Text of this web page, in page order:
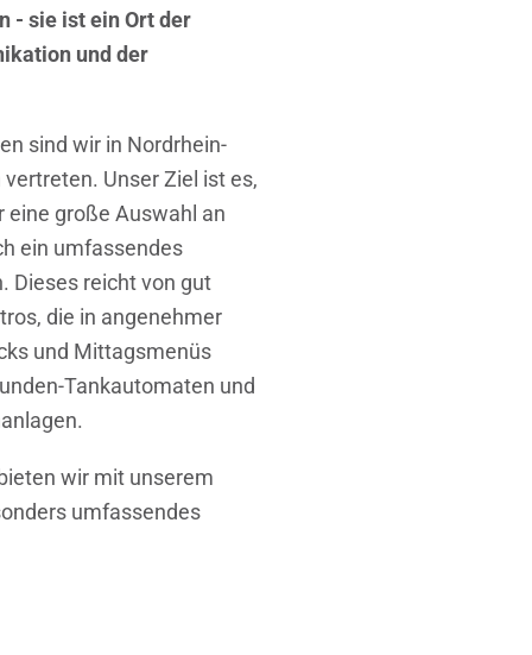
- sie ist ein Ort der
und der
sind wir in Nordrhein-
Unser Ziel ist es,
eine große Auswahl an
ein umfassendes
Dieses reicht von gut
die in angenehmer
und Mittagsmenüs
Tankautomaten und
wir mit unserem
umfassendes